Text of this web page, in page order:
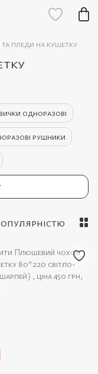
пледи на кушетку
одноразові
рушники